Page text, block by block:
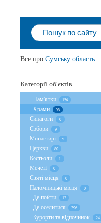
Все про Сумську область:
Категорії об'єктів
Пам'ятки 156
Храми 98
Cинагоги 0
Собори 9
Монастирі 9
Церкви 80
Костьоли 1
Мечеті 0
Святі місця 0
Паломницькі місця 0
Де поїсти 17
Де оселитися 296
Курорти та відпочинок 24